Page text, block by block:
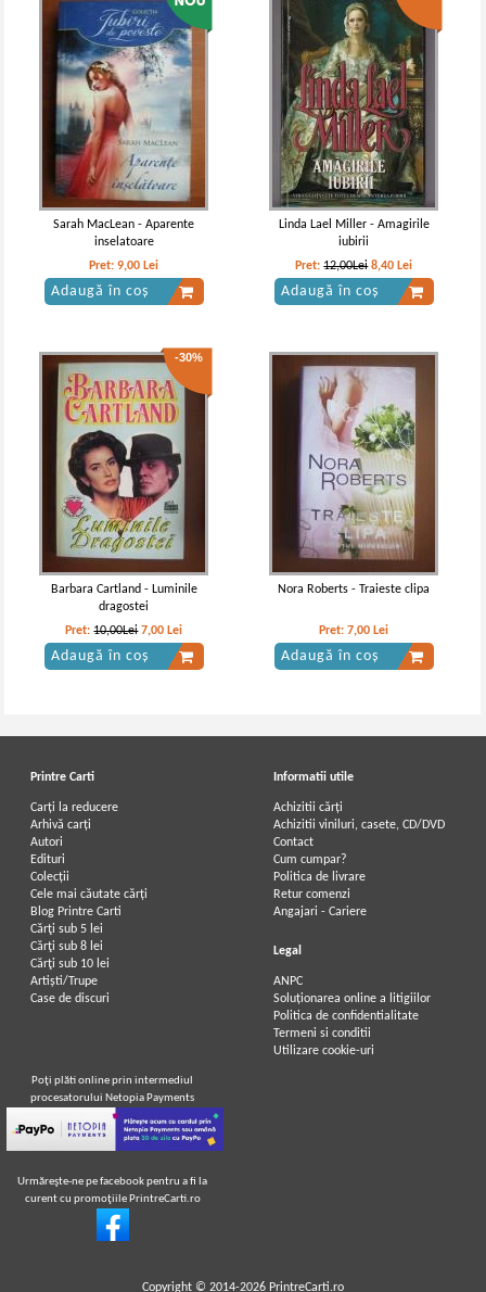
Sarah MacLean - Aparente
inselatoare
Pret:9,00 Lei
Adaugă în coș
Linda Lael Miller - Amagirile
iubirii
Pret:12,00Lei 8,40 Lei
Adaugă în coș
-30%
Barbara Cartland - Luminile
dragostei
Pret:10,00Lei 7,00 Lei
Adaugă în coș
Nora Roberts - Traieste clipa
Pret:7,00 Lei
Adaugă în coș
Printre Carti
Carți la reducere
Arhivă carți
Autori
Edituri
Colecții
Cele mai căutate cărți
Blog Printre Carti
Cărţi sub 5 lei
Cărţi sub 8 lei
Cărţi sub 10 lei
Artiști/Trupe
Case de discuri
Informatii utile
Achizitii cărți
Achizitii viniluri, casete, CD/DVD
Contact
Cum cumpar?
Politica de livrare
Retur comenzi
Angajari - Cariere
Legal
ANPC
Soluționarea online a litigiilor
Politica de confidentialitate
Termeni si conditii
Utilizare cookie-uri
Poţi plăti online prin intermediul
procesatorului Netopia Payments
Urmăreşte-ne pe facebook pentru a fi la
curent cu promoţiile PrintreCarti.ro
Copyright © 2014-2026 PrintreCarti.ro